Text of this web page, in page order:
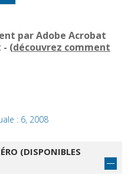
par Adobe Acrobat
- (découvrez comment
: 6, 2008
(DISPONIBLES